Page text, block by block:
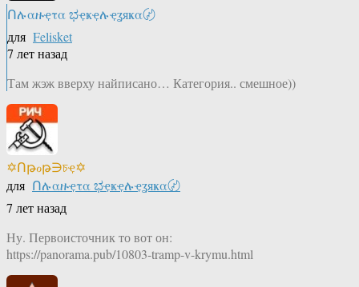
Ոሉαዙҿτα ಭҿҝҿሉҿʓяҝα〄
для Felisket
7 лет назад
Там жэж вверху найписано… Категория.. смешное))
✡Ոթℴթ∋চҿ✡
для Ոሉαዙҿτα ಭҿҝҿሉҿʓяҝα〄
7 лет назад
Ну. Первоисточник то вот он:
https://panorama.pub/10803-tramp-v-krymu.html